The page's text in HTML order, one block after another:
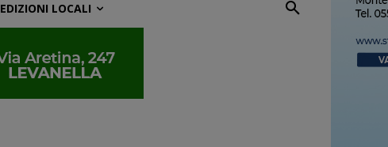
EDIZIONI LOCALI